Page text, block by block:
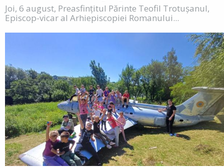
Joi, 6 august, Preasfințitul Părinte Teofil Trotușanul,
Episcop-vicar al Arhiepiscopiei Romanului...